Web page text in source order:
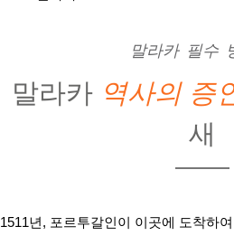
말라카 필수
말라카 역사의 증
새
1511년, 포르투갈인이 이곳에 도착하